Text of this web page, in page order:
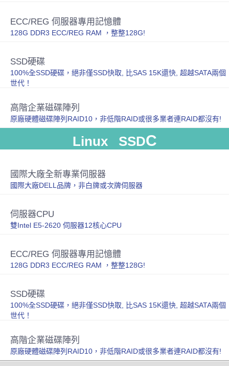
ECC/REG 伺服器專用記憶體
128G DDR3 ECC/REG RAM ，整整128G!
SSD硬碟
100%全SSD硬碟，絕非僅SSD快取, 比SAS 15K還快, 超越SATA兩個
世代！
高階企業磁碟陣列
原廠硬體磁碟陣列RAID10，非低階RAID或很多業者連RAID都沒有!
Linux SSDC
國際大廠全新專業伺服器
國際大廠DELL品牌，非白牌或次牌伺服器
伺服器CPU
雙Intel E5-2620 伺服器12核心CPU
ECC/REG 伺服器專用記憶體
128G DDR3 ECC/REG RAM ，整整128G!
SSD硬碟
100%全SSD硬碟，絕非僅SSD快取, 比SAS 15K還快, 超越SATA兩個
世代！
高階企業磁碟陣列
原廠硬體磁碟陣列RAID10，非低階RAID或很多業者連RAID都沒有!